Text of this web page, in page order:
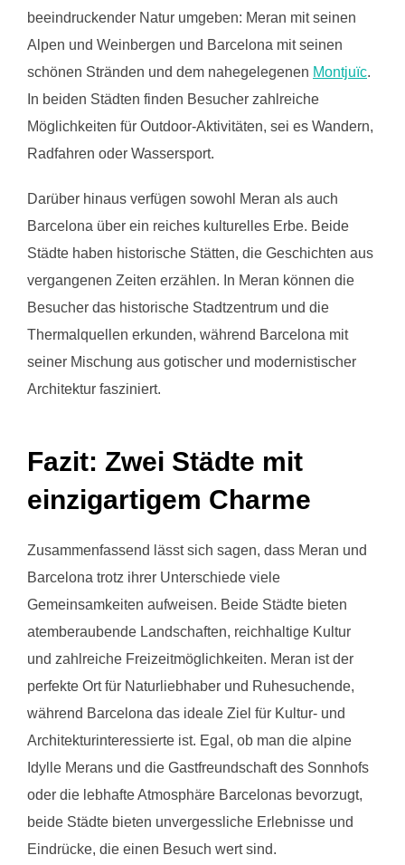
beeindruckender Natur umgeben: Meran mit seinen
Alpen und Weinbergen und Barcelona mit seinen
schönen Stränden und dem nahegelegenen Montjuïc.
In beiden Städten finden Besucher zahlreiche
Möglichkeiten für Outdoor-Aktivitäten, sei es Wandern,
Radfahren oder Wassersport.
Darüber hinaus verfügen sowohl Meran als auch
Barcelona über ein reiches kulturelles Erbe. Beide
Städte haben historische Stätten, die Geschichten aus
vergangenen Zeiten erzählen. In Meran können die
Besucher das historische Stadtzentrum und die
Thermalquellen erkunden, während Barcelona mit
seiner Mischung aus gotischer und modernistischer
Architektur fasziniert.
Fazit: Zwei Städte mit
einzigartigem Charme
Zusammenfassend lässt sich sagen, dass Meran und
Barcelona trotz ihrer Unterschiede viele
Gemeinsamkeiten aufweisen. Beide Städte bieten
atemberaubende Landschaften, reichhaltige Kultur
und zahlreiche Freizeitmöglichkeiten. Meran ist der
perfekte Ort für Naturliebhaber und Ruhesuchende,
während Barcelona das ideale Ziel für Kultur- und
Architekturinteressierte ist. Egal, ob man die alpine
Idylle Merans und die Gastfreundschaft des Sonnhofs
oder die lebhafte Atmosphäre Barcelonas bevorzugt,
beide Städte bieten unvergessliche Erlebnisse und
Eindrücke, die einen Besuch wert sind.